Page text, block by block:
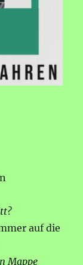
auf die
Mappe